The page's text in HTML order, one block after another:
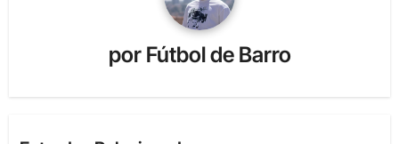
por Fútbol de Barro